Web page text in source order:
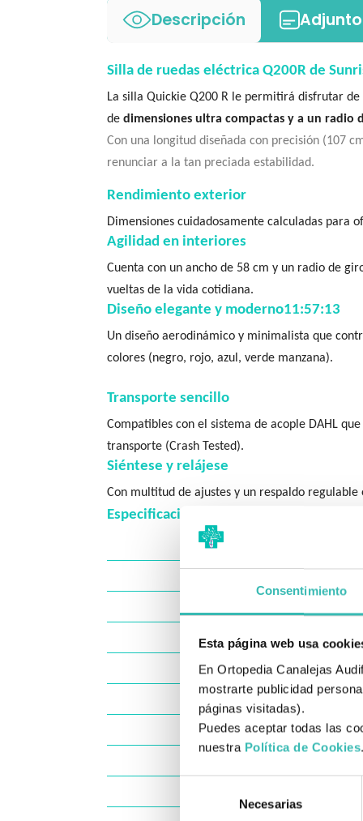
Consentimiento
Esta página web usa
En Ortopedia Canalejas
mostrarte publicidad
páginas visitadas).
Puedes aceptar todas las
nuestra Política de Cookies
de
Necesarias
Descripción
Silla de ruedas eléctrica Q200R de
La silla Quickie Q200 R le permitirá disfrutar
de dimensiones ultra compactas y a un radio
Con una longitud diseñada con precisión (107
renunciar a la tan preciada estabilidad.
Rendimiento exterior
Dimensiones cuidadosamente calculadas
Agilidad en interiores
Cuenta con un ancho de 58 cm y un radio de
vueltas de la vida cotidiana.
Diseño elegante y moderno11:57:13
Un diseño aerodinámico y minimalista que
colores (negro, rojo, azul, verde manzana).
Transporte sencillo
Compatibles con el sistema de acople DAHL
transporte (Crash Tested).
Siéntese y relájese
Con multitud de ajustes y un respaldo
Especificaciones técnicas
Pendiente
Bordillos
Ancho total
Longitud total